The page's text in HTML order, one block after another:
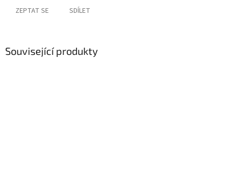
ZEPTAT SE SDÍLET
Související produkty